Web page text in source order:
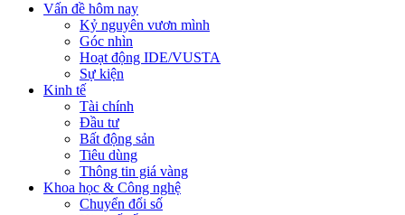
Vấn đề hôm nay
Kỷ nguyên vươn mình
Góc nhìn
Hoạt động IDE/VUSTA
Sự kiện
Kinh tế
Tài chính
Đầu tư
Bất động sản
Tiêu dùng
Thông tin giá vàng
Khoa học & Công nghệ
Chuyển đổi số